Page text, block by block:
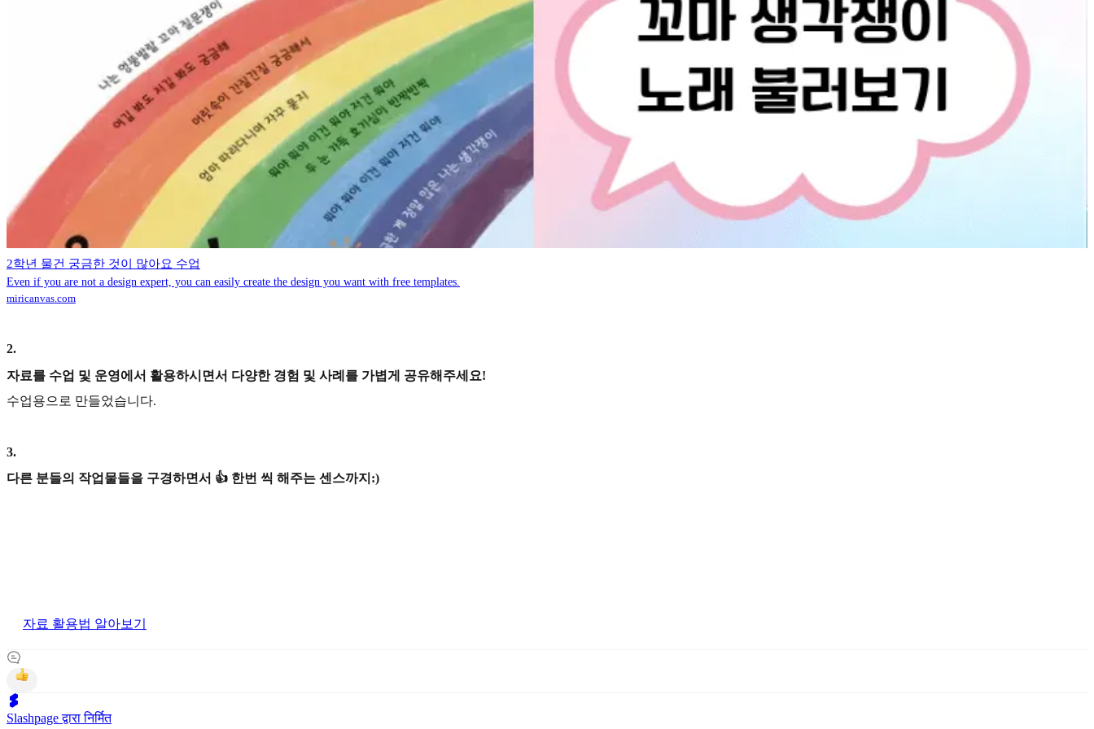
2학년 물건 궁금한 것이 많아요 수업
Even if you are not a design expert, you can easily create the design you want with free templates.
miricanvas.com
2.
자료를 수업 및 운영에서 활용하시면서 다양한 경험 및 사례를 가볍게 공유해주세요!
수업용으로 만들었습니다.
3.
다른 분들의 작업물들을 구경하면서 👍 한번 씩 해주는 센스까지:)
자료 활용법 알아보기
Slashpage द्वारा निर्मित